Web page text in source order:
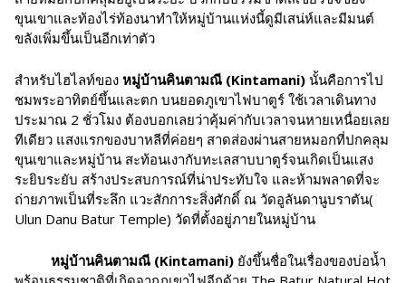
ขุนเขาและท้องไร่ท้องนาทำให้หมู่บ้านแห่งนี้ดูมีเสน่ห์และมีมนต์
ขลังเพิ่มขึ้นเป็นอีกเท่าตัว
สำหรับไฮไลท์ของ หมู่บ้านคินตามณี (Kintamani) นั้นคือการไป
ชมพระอาทิตย์ขึ้นและตก บนยอดภูเขาไฟบาตูร์ ใช้เวลาเดินทาง
ประมาณ 2 ชั่วโมง ต้องบอกเลยว่าคุ้มค่ากับเวลาจนหายเหนื่อยเลย
ทีเดียว แสงแรกของบาหลีที่ค่อยๆ สาดส่องผ่านสายหมอกที่ปกคลุม
ขุนเขาและหมู่บ้าน สะท้อนเงากับทะเลสาบบาตูร์จนเกิดเป็นแสง
ระยิบระยับ สร้างประสบการณ์ที่น่าประทับใจ และห้ามพลาดที่จะ
ถ่ายภาพเป็นที่ระลึก แวะสักการะสิ่งศักดิ์ ณ วัดอูลันดานูบราตัน(
Ulun Danu Batur Temple) วัดที่ตั้งอยู่ภายในหมู่บ้าน
หมู่บ้านคินตามณี (Kintamani) ยังขึ้นชื่อในเรื่องของบ่อน้ำ